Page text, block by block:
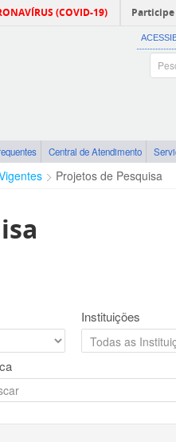
(COVID-19) Participe
Central de Atendimento
Projetos de Pesquisa
Instituições